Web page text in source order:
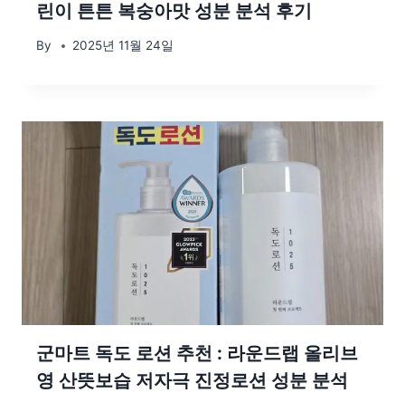
린이 튼튼 복숭아맛 성분 분석 후기
By 2025년 11월 24일
군마트 독도 로션 추천 : 라운드랩 올리브
영 산뜻보습 저자극 진정로션 성분 분석